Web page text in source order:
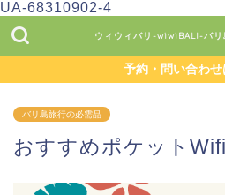
UA-68310902-4
ウィウィバリ-wiwiBALI-バリ
予約・問い合わせ
バリ島旅行の必需品
おすすめポケットWifi